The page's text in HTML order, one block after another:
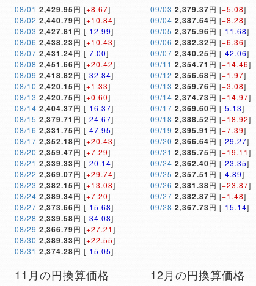
08/01 2,429.95円 [+8.67]
08/02 2,440.79円 [+10.84]
08/03 2,427.81 円 [-12.99]
08/06 2,438.23円 [+10.43]
08/07 2,431.24円 [-7.00]
08/08 2,451.66円 [+20.42]
08/09 2,418.82円 [-32.84]
08/10 2,420.15円 [+1.33]
08/13 2,420.75円 [+0.60]
08/14 2,404.37円 [-16.37]
08/15 2,379.71 円 [-24.67]
08/16 2,331.75円 [-47.95]
08/17 2,352.18円 [+20.43]
08/20 2,359.47円 [+7.29]
08/21 2,339.33円 [-20.14]
08/22 2,369.07円 [+29.74]
08/23 2,382.15円 [+13.08]
08/24 2,389.34円 [+7.20]
08/27 2,373.66円 [-15.68]
08/28 2,339.58円 [-34.08]
08/29 2,366.79円 [+27.21]
08/30 2,389.33円 [+22.55]
08/31 2,374.28円 [-15.05]
09/03 2,379.37円 [+5.08]
09/04 2,387.64円 [+8.28]
09/05 2,375.96円 [-11.68]
09/06 2,382.32円 [+6.36]
09/07 2,340.25円 [-42.06]
09/11 2,354.71 円 [+14.46]
09/12 2,356.68円 [+1.97]
09/13 2,359.76円 [+3.08]
09/14 2,374.73円 [+14.97]
09/17 2,369.60円 [-5.13]
09/18 2,388.52円 [+18.92]
09/19 2,395.91 円 [+7.39]
09/20 2,366.64円 [-29.27]
09/21 2,385.75円 [+19.11]
09/24 2,362.40円 [-23.35]
09/25 2,357.51 円 [-4.89]
09/26 2,381.38円 [+23.87]
09/27 2,382.87円 [+1.48]
09/28 2,367.73円 [-15.14]
11月の円換算価格 12月の円換算価格